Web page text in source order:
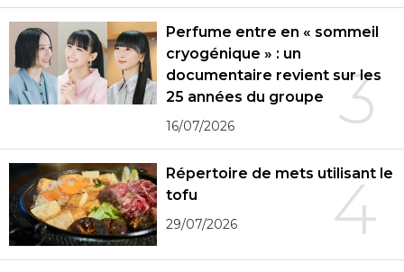
3
Perfume entre en « sommeil
cryogénique » : un
documentaire revient sur les
25 années du groupe
16/07/2026
4
Répertoire de mets utilisant le
tofu
29/07/2026